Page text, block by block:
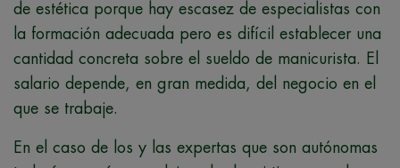
de estética porque hay escasez de especialistas con
la formación adecuada pero es difícil establecer una
cantidad concreta sobre el sueldo de manicurista. El
salario depende, en gran medida, del negocio en el
que se trabaje.
En el caso de los y las expertas que son autónomas